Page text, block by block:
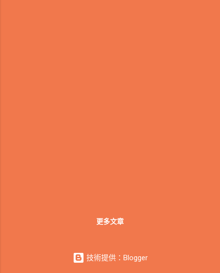
更多文章
技術提供：Blogger